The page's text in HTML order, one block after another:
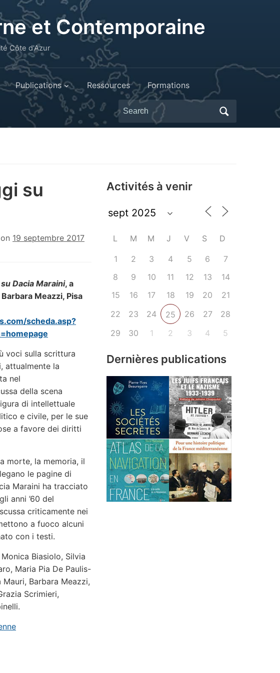
et Contemporaine
Côte d'Azur
Publications Ressources Formations
Search
for:
su
on 19 septembre 2017
Dacia Maraini, a
Meazzi, Pisa
scheda.asp?
voci sulla scrittura
attualmente la
nel
della scena
di intellettuale
e civile, per le sue
a favore dei diritti
morte, la memoria, il
le pagine di
Maraini ha tracciato
anni ’60 del
criticamente nei
a fuoco alcuni
con i testi.
Biasiolo, Silvia
Maria Pia De Paulis-
Barbara Meazzi,
Scrimieri,
Activités à venir
L M M J V S D
1 2 3 4 5 6
7
8
9 10 11 12 13
14
15
16 17 18 19 20
21
22
23 24 25 26 27
28
29
30 1 2 3 4 5
Dernières publications